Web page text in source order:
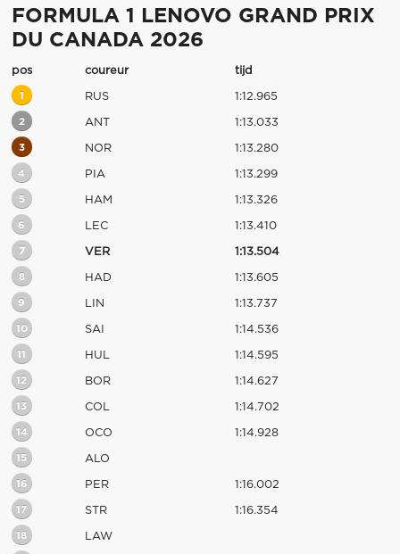
FORMULA 1 LENOVO GRAND PRIX
DU CANADA 2026
pos coureur tijd
1 RUS 1:12.965
2 ANT 1:13.033
3 NOR 1:13.280
4 PIA 1:13.299
5 HAM 1:13.326
6 LEC 1:13.410
7 VER 1:13.504
8 HAD 1:13.605
9 LIN 1:13.737
10 SAI 1:14.536
11 HUL 1:14.595
12 BOR 1:14.627
13 COL 1:14.702
14 OCO 1:14.928
15 ALO
16 PER 1:16.002
17 STR 1:16.354
18 LAW